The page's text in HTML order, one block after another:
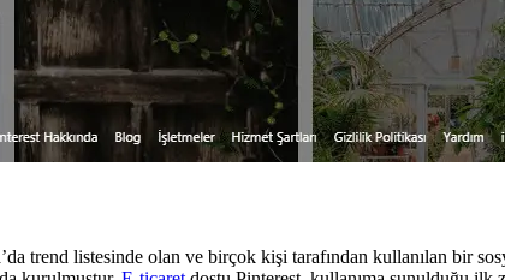
trend listesinde olan ve birçok kişi tarafından kullanılan bir